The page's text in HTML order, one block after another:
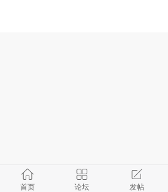
首页 论坛 发帖